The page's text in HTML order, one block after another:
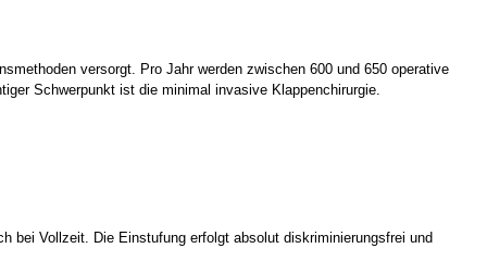
versorgt. Pro Jahr werden zwischen 600 und 650 operative
Schwerpunkt ist die minimal invasive Klappenchirurgie.
bei Vollzeit. Die Einstufung erfolgt absolut diskriminierungsfrei und